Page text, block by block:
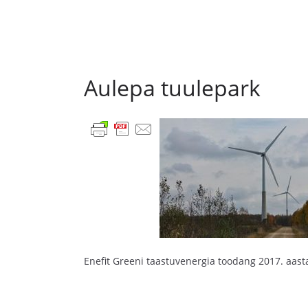
Aulepa tuulepark
Enefit Greeni taastuvenergia toodang 2017.